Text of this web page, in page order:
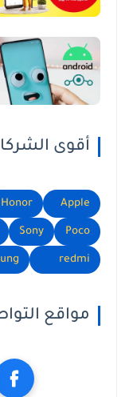
أقوى
Apple
Honor
Poco
Sony
redmi
مواقع